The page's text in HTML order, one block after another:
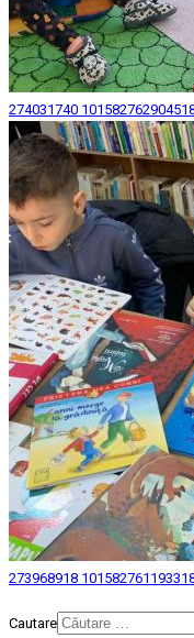
274031740
273968918
Cautare